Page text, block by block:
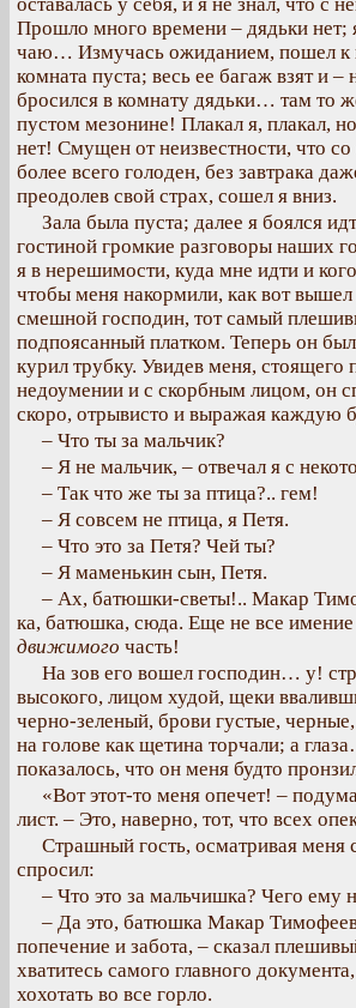
Прошло много времени – дядьки нет;
чаю… Измучась ожиданием, пошел к
комната пуста; весь ее багаж взят и –
бросился в комнату дядьки… там то
пустом мезонине! Плакал я, плакал,
нет! Смущен от неизвестности, что
более всего голоден, без завтрака
преодолев свой страх, сошел я вниз.
Зала была пуста; далее я боялся
гостиной громкие разговоры наших
я в нерешимости, куда мне идти и
чтобы меня накормили, как вот вышел
смешной господин, тот самый
подпоясанный платком. Теперь он
курил трубку. Увидев меня, стоящего
недоумении и с скорбным лицом, он
скоро, отрывисто и выражая каждую
– Что ты за мальчик?
– Я не мальчик, – отвечал я с
– Так что же ты за птица?.. гем!
– Я совсем не птица, я Петя.
– Что это за Петя? Чей ты?
– Я маменькин сын, Петя.
– Ах, батюшки-светы!.. Макар
ка, батюшка, сюда. Еще не все имение
движимого часть!
На зов его вошел господин… у!
высокого, лицом худой, щеки
черно-зеленый, брови густые,
на голове как щетина торчали; а
показалось, что он меня будто
«Вот этот-то меня опечет! –
лист. – Это, наверно, тот, что всех
Страшный гость, осматривая меня
спросил:
– Что это за мальчишка? Чего ему
– Да это, батюшка Макар
попечение и забота, – сказал
хватитесь самого главного
хохотать во все горло.